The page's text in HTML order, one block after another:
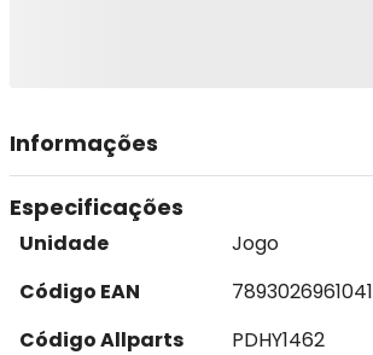
Informações
Especificações
Unidade
Jogo
Código EAN
7893026961041
Código Allparts
PDHY1462